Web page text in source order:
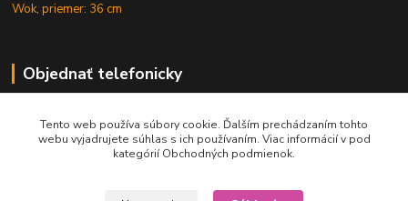
Wok, priemer: 36 cm
Objednať telefonicky
+421 902 212 007
Tento web používa súbory cookie. Ďalším prechádzaním tohto
webu vyjadrujete súhlas s ich používaním. Viac informácií v pod
kategórií Obchodných podmienok.